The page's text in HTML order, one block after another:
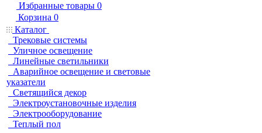
Избранные товары 0
Корзина 0
Каталог
Трековые системы
Уличное освещение
Линейные светильники
Аварийное освещение и световые
указатели
Светящийся декор
Электроустановочные изделия
Электрооборудование
Теплый пол